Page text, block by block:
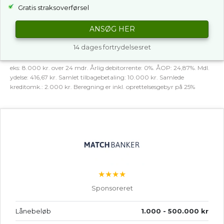
Gratis straksoverførsel
ANSØG HER
14 dages fortrydelsesret
eks: 8.000 kr. over 24 mdr. Årlig debitorrente: 0%. ÅOP: 24,87%. Mdl.
ydelse: 416,67 kr. Samlet tilbagebetaling: 10.000 kr. Samlede
kreditomk.: 2.000 kr. Beregning er inkl. oprettelsesgebyr på 25%
★★★★
Sponsoreret
Lånebeløb 1.000 - 500.000 kr